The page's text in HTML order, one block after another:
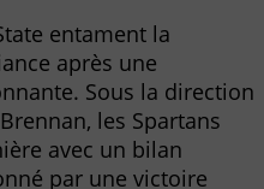
entament la
après une
Sous la direction
les Spartans
avec un bilan
par une victoire